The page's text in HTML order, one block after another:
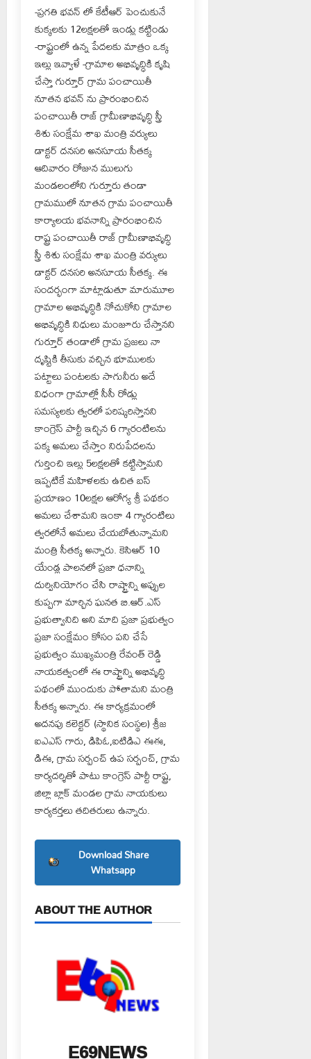
-ప్రగతి భవన్ లో కేటీఆర్ పెంచుకునే
కుక్కలకు 12లక్షలతో ఇండ్లు కట్టిండు
-రాష్ట్రంలో ఉన్న పేదలకు మాత్రం ఒక్క
ఇల్లు ఇవ్వాళే -గ్రామాల అభివృద్ధికి కృషి
చేస్తా గుర్తూర్ గ్రామ పంచాయితీ
నూతన భవన్ ను ప్రారంభించిన
పంచాయితీ రాజ్ గ్రామీణాభివృద్ధి స్త్రీ
శిశు సంక్షేమ శాఖ మంత్రి వర్యులు
డాక్టర్ దనసరి అనసూయ సీతక్క
ఆదివారం రోజున ములుగు
మండలంలోని గుర్తూరు తండా
గ్రామములో నూతన గ్రామ పంచాయితీ
కార్యాలయ భవనాన్ని ప్రారంభించిన
రాష్ట్ర పంచాయితీ రాజ్ గ్రామీణాభివృద్ధి
స్త్రీ శిశు సంక్షేమ శాఖ మంత్రి వర్యులు
డాక్టర్ దనసరి అనసూయ సీతక్క. ఈ
సందర్భంగా మాట్లాడుతూ మారుమూల
గ్రామాల అభివృద్ధికి నోచుకోని గ్రామాల
అభివృద్ధికి నిధులు మంజూరు చేస్తానని
గుర్తూర్ తండాలో గ్రామ ప్రజలు నా
దృష్టికి తీసుకు వచ్చిన భూములకు
పట్టాలు పంటలకు సాగునీరు అదే
విధంగా గ్రామాల్లో సీసీ రోడ్లు
సమస్యలకు త్వరలో పరిష్కరిస్తానని
కాంగ్రెస్ పార్టీ ఇచ్చిన 6 గ్యారంటిలను
పక్క అమలు చేస్తాం నిరుపేదలను
గుర్తించి ఇల్లు 5లక్షలతో కట్టిస్తామని
ఇప్పటికే మహిళలకు ఉచిత బస్
ప్రయాణం 10లక్షల ఆరోగ్య శ్రీ పథకం
అమలు చేశామని ఇంకా 4 గ్యారంటిలు
త్వరలోనే అమలు చేయబోతున్నామని
మంత్రి సీతక్క అన్నారు. కెసిఆర్ 10
యేండ్ల పాలనలో ప్రజా ధనాన్ని
దుర్వినియోగం చేసి రాష్ట్రాన్ని అప్పుల
కుప్పగా మార్చిన ఘనత బి.ఆర్.ఎస్
ప్రభుత్వానిది అని మాది ప్రజా ప్రభుత్వం
ప్రజా సంక్షేమం కోసం పని చేసే
ప్రభుత్వం ముఖ్యమంత్రి రేవంత్ రెడ్డి
నాయకత్వంలో ఈ రాష్ట్రాన్ని అభివృద్ధి
పథంలో ముందుకు పోతామని మంత్రి
సీతక్క అన్నారు. ఈ కార్యక్రమంలో
అదనపు కలెక్టర్ (స్థానిక సంస్థల) శ్రీజ
ఐఎఎస్ గారు, డిపిఓ,ఐటిడిఎ ఈఈ,
డిఈ, గ్రామ సర్పంచ్ ఉప సర్పంచ్, గ్రామ
కార్యదర్శితో పాటు కాంగ్రెస్ పార్టీ రాష్ట్ర,
జిల్లా బ్లాక్ మండల గ్రామ నాయకులు
కార్యకర్తలు తదితరులు ఉన్నారు.
Download Share
Whatsapp
ABOUT THE AUTHOR
E69NEWS